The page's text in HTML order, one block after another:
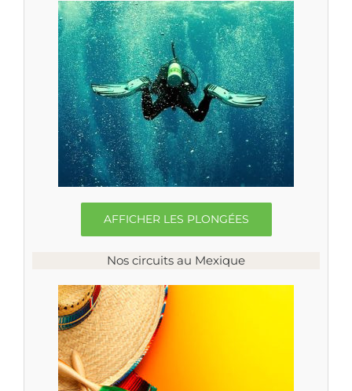
AFFICHER LES PLONGÉES
Nos circuits au Mexique